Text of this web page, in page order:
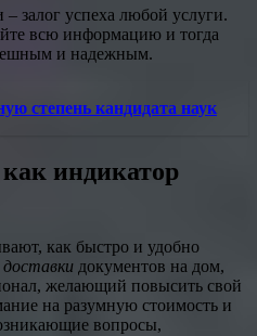
залог успеха любой услуги.
всю информацию и тогда
и надежным.
степень кандидата наук
индикатор
как быстро и удобно
доставки документов на дом,
желающий повысить свой
на разумную стоимость и
вопросы,